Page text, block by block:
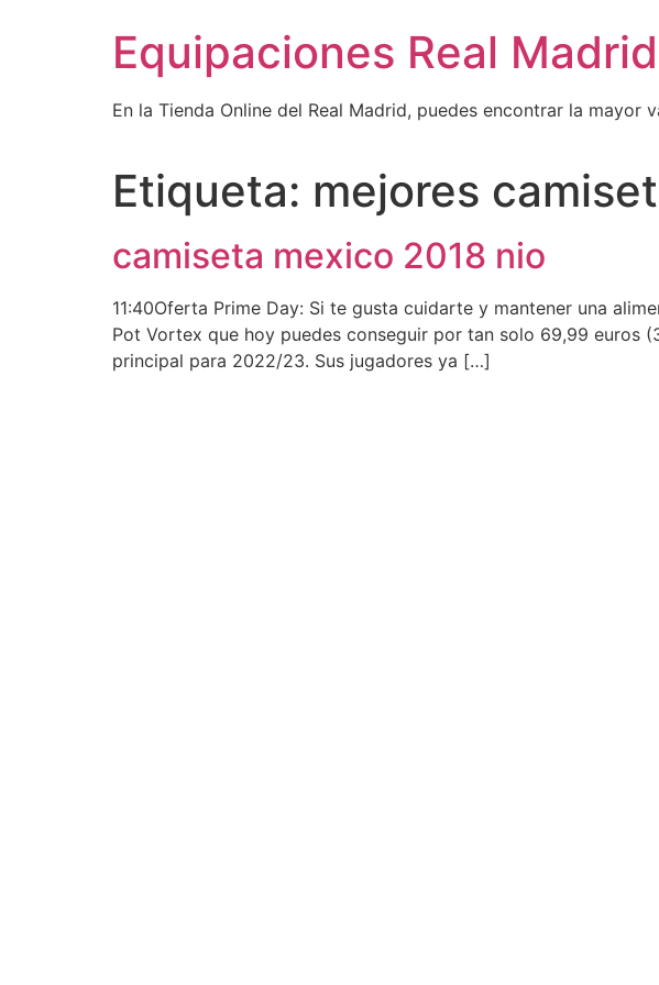
Equipaciones Real
En la Tienda Online del Real Madrid, puedes encontrar la
Etiqueta: mejores
camiseta mexico 2018 nio
11:40Oferta Prime Day: Si te gusta cuidarte y mantener una
Pot Vortex que hoy puedes conseguir por tan solo 69,99 euros
principal para 2022/23. Sus jugadores ya […]